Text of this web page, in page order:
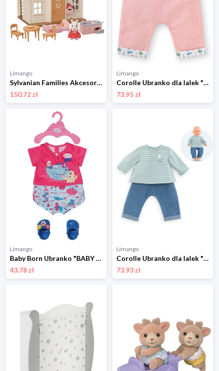
Limango
Sylvanian Families Akcesoria dla lalek "Starter home" - 3+ rozmiar: onesize
150.72 zł
Limango
Corolle Ubranko dla lalek "Paris" - 2+ rozmiar: onesize
73.95 zł
Limango
Baby Born Ubranko "BABY born Bath Pyjamas & Clogs" dla lalek - 3+ rozmiar: onesize
43.78 zł
Limango
Corolle Ubranko dla lalek "Loire" - 2+ rozmiar: onesize
73.93 zł